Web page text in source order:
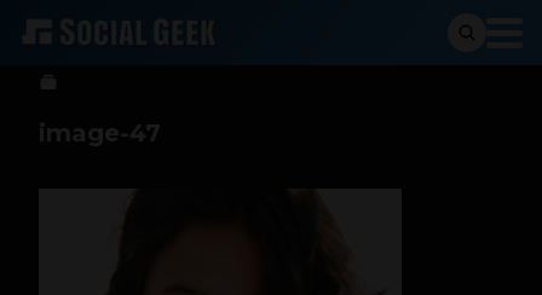
Sergio Ramos 23 de mayo de 2023
image-47